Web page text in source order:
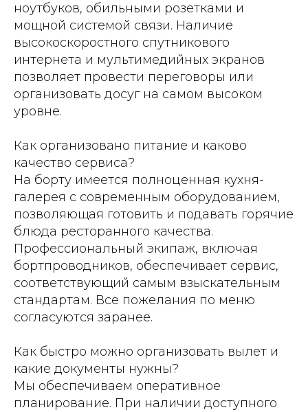
ноутбуков, обильными розетками и
мощной системой связи. Наличие
высокоскоростного спутникового
интернета и мультимедийных экранов
позволяет провести переговоры или
организовать досуг на самом высоком
уровне.
Как организовано питание и каково
качество сервиса?
На борту имеется полноценная кухня-
галерея с современным оборудованием,
позволяющая готовить и подавать горячие
блюда ресторанного качества.
Профессиональный экипаж, включая
бортпроводников, обеспечивает сервис,
соответствующий самым взыскательным
стандартам. Все пожелания по меню
согласуются заранее.
Как быстро можно организовать вылет и
какие документы нужны?
Мы обеспечиваем оперативное
планирование. При наличии доступного